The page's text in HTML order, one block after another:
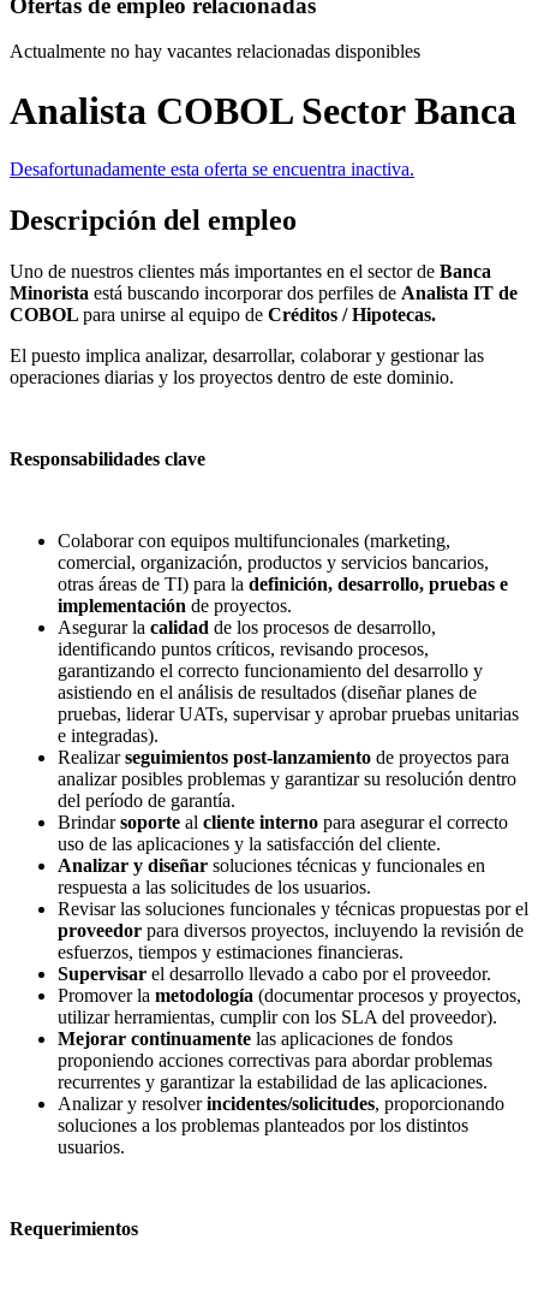
Actualmente no hay vacantes relacionadas disponibles
Analista COBOL Sector Banca
Desafortunadamente esta oferta se encuentra inactiva.
Descripción del empleo
Uno de nuestros clientes más importantes en el sector de Banca
Minorista está buscando incorporar dos perfiles de Analista IT de
COBOL para unirse al equipo de Créditos / Hipotecas.
El puesto implica analizar, desarrollar, colaborar y gestionar las
operaciones diarias y los proyectos dentro de este dominio.
Responsabilidades clave
Colaborar con equipos multifuncionales (marketing,
comercial, organización, productos y servicios bancarios,
otras áreas de TI) para la definición, desarrollo, pruebas e
implementación de proyectos.
Asegurar la calidad de los procesos de desarrollo,
identificando puntos críticos, revisando procesos,
garantizando el correcto funcionamiento del desarrollo y
asistiendo en el análisis de resultados (diseñar planes de
pruebas, liderar UATs, supervisar y aprobar pruebas unitarias
e integradas).
Realizarseguimientos post-lanzamiento de proyectos para
analizar posibles problemas y garantizar su resolución dentro
del período de garantía.
Brindarsoporte al cliente interno para asegurar el correcto
uso de las aplicaciones y la satisfacción del cliente.
Analizar y diseñar soluciones técnicas y funcionales en
respuesta a las solicitudes de los usuarios.
Revisar las soluciones funcionales y técnicas propuestas por el
proveedor para diversos proyectos, incluyendo la revisión de
esfuerzos, tiempos y estimaciones financieras.
Supervisar el desarrollo llevado a cabo por el proveedor.
Promover la metodología (documentar procesos y proyectos,
utilizar herramientas, cumplir con los SLA del proveedor).
Mejorar continuamente las aplicaciones de fondos
proponiendo acciones correctivas para abordar problemas
recurrentes y garantizar la estabilidad de las aplicaciones.
Analizar y resolverincidentes/solicitudes, proporcionando
soluciones a los problemas planteados por los distintos
usuarios.
Requerimientos